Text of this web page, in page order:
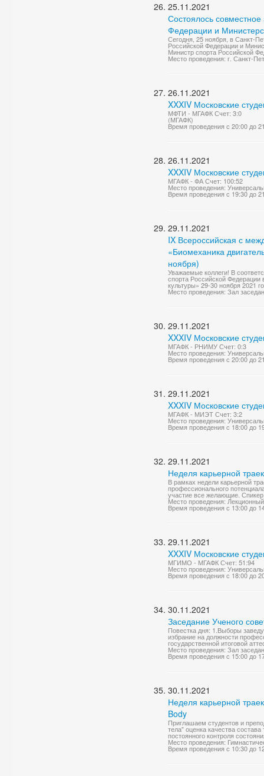
25.11.2021
Состоялось
Федерации и
Сегодня, 25 ноября, в Санкт-
Российской Федерации и
Министр спорта Российской
Место проведения: г. Санкт-
26.11.2021
XXXIV Московские
МФТИ - МГАФК Счет: 3:0
(МГАФК)
Время проведения с 20:00 до
26.11.2021
XXXIV Московские
МГАФК - ФА Счет: 100:52
Место проведения:
Время проведения с 19:30 до
29.11.2021
IX Всероссийская с
«Биомеханика
ноября)
Уважаемые коллеги! В
спорта Российской
культуры» 29-30 ноября 2021
Место проведения: Зал
29.11.2021
XXXIV Московские
МГАФК - РНИМУ Счет: 0:3
Место проведения:
Время проведения с 20:00 до
29.11.2021
XXXIV Московские
МГАФК - МИЭТ Счет: 3:2
Место проведения:
Время проведения с 18:00 до
29.11.2021
Неделя карьерной
В рамках недели карьерной
профессионального
участие все желающие.
Место проведения:
Время проведения с 13:00 до
29.11.2021
XXXIV Московские
МГИМО - МГАФК Счет: 51:94
Место проведения:
Время проведения с 18:00 до
30.11.2021
Заседание Ученого
Повестка дня: 1.Выборы
избрание на должности
государственной итоговой
Место проведения: Зал
Время проведения с 15:00 до
30.11.2021
Неделя карьерной
Body
Приглашаем студентов и
тела" оценка качества
постоянного контроля
Место проведения:
Время проведения с 10:30 до